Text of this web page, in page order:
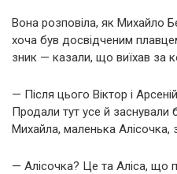
Вона розповіла, як Михайло
хоча був досвідченим
зник — казали, що виїхав
— Після цього Віктор і
Продали тут усе й заснували
Михайла, маленька
— Алісочка? Це та Аліса, що